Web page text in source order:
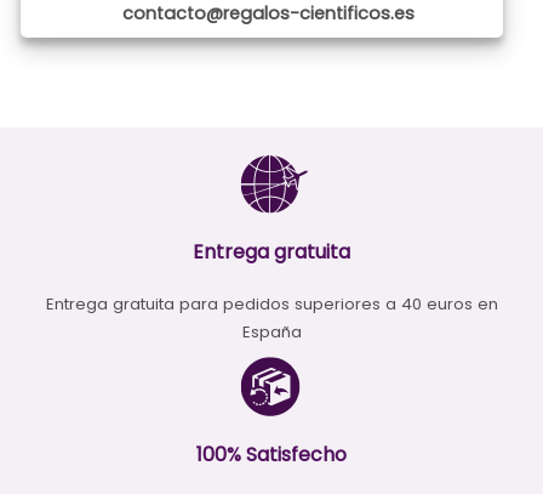
contacto@regalos-cientificos.es
Entrega gratuita
Entrega gratuita para pedidos superiores a 40 euros en
España
100% Satisfecho